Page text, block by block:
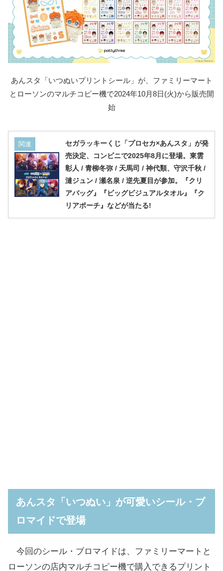
あんスタ「いつぬいプリントシール」が、ファミリーマート
とローソンのマルチコピー機で2024年10月8日(火)から販売開
始
関連
セガラッキーくじ「プロセカ×あんスタ」が発
売決定、コンビニで2025年8月に登場。東雲
彰人 / 青柳冬弥 / 天馬司 / 神代類、守沢千秋 /
漣ジュン / 瀬名泉 / 逆先夏目が参加。『クリ
アバッグ』『ビッグビジュアルタオル』『ク
リアポーチ』などが当たる!
あんスタ「いつぬい」が可愛いシール・ブ
ロマイドで登場
今回のシール・ブロマイドは、ファミリーマートと
ローソンの店内マルチコピー機で購入できるプリント